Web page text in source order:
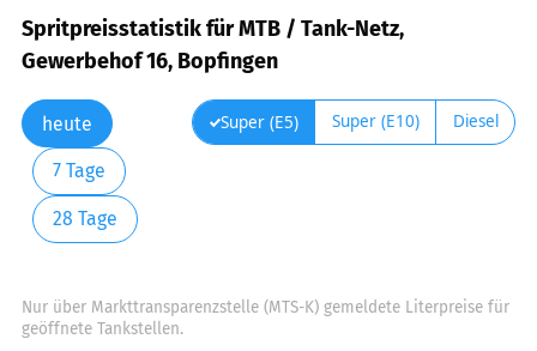
Spritpreisstatistik für MTB / Tank-Netz,
Gewerbehof 16, Bopfingen
heute
7 Tage
28 Tage
Super (E5) Super (E10) Diesel
Nur über Markttransparenzstelle (MTS-K) gemeldete Literpreise für
geöffnete Tankstellen.